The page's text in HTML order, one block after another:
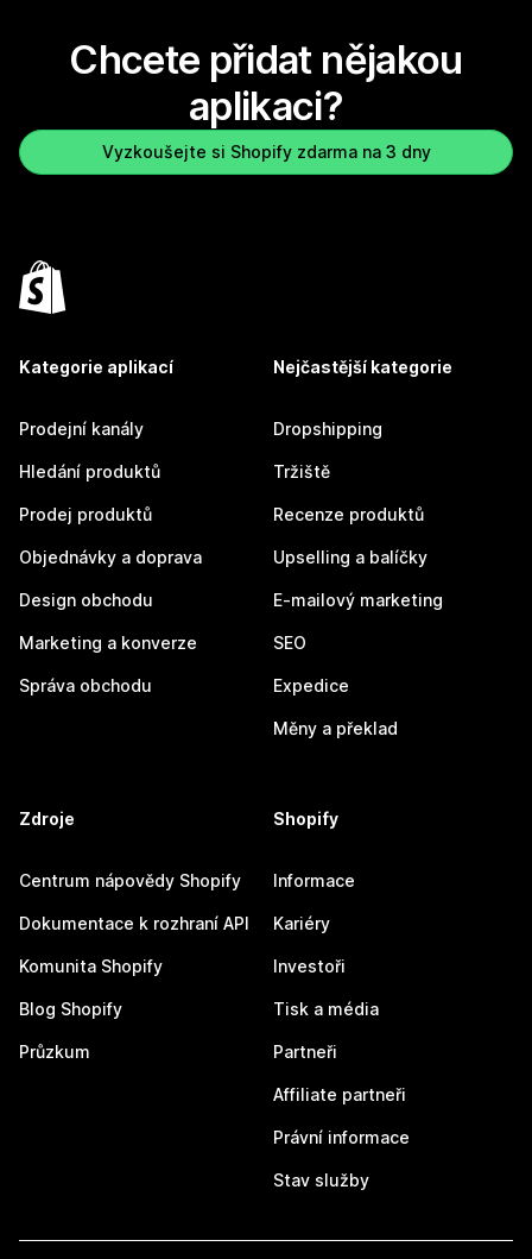
Chcete přidat nějakou
aplikaci?
Vyzkoušejte si Shopify zdarma na 3 dny
Kategorie aplikací
Prodejní kanály
Hledání produktů
Prodej produktů
Objednávky a doprava
Design obchodu
Marketing a konverze
Správa obchodu
Nejčastější kategorie
Dropshipping
Tržiště
Recenze produktů
Upselling a balíčky
E-mailový marketing
SEO
Expedice
Měny a překlad
Zdroje
Centrum nápovědy Shopify
Dokumentace k rozhraní API
Komunita Shopify
Blog Shopify
Průzkum
Shopify
Informace
Kariéry
Investoři
Tisk a média
Partneři
Affiliate partneři
Právní informace
Stav služby